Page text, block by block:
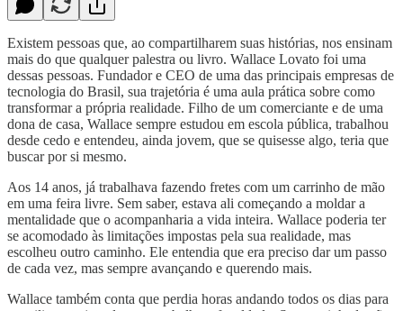
Existem pessoas que, ao compartilharem suas histórias, nos ensinam
mais do que qualquer palestra ou livro. Wallace Lovato foi uma
dessas pessoas. Fundador e CEO de uma das principais empresas de
tecnologia do Brasil, sua trajetória é uma aula prática sobre como
transformar a própria realidade. Filho de um comerciante e de uma
dona de casa, Wallace sempre estudou em escola pública, trabalhou
desde cedo e entendeu, ainda jovem, que se quisesse algo, teria que
buscar por si mesmo.
Aos 14 anos, já trabalhava fazendo fretes com um carrinho de mão
em uma feira livre. Sem saber, estava ali começando a moldar a
mentalidade que o acompanharia a vida inteira. Wallace poderia ter
se acomodado às limitações impostas pela sua realidade, mas
escolheu outro caminho. Ele entendia que era preciso dar um passo
de cada vez, mas sempre avançando e querendo mais.
Wallace também conta que perdia horas andando todos os dias para